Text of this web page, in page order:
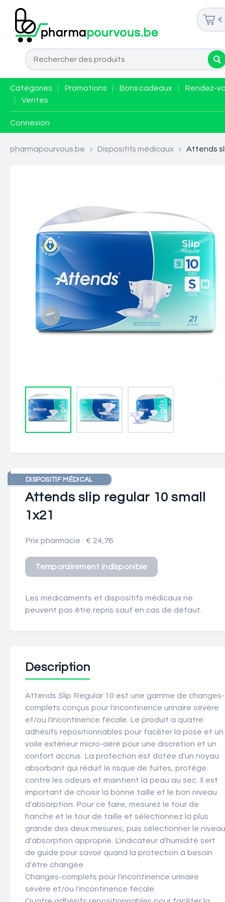
€
Catégories Promotions Bons cadeaux
Rendez-
Ventes
Connexion
pharmapourvous.be > Dispositifs médicaux > Attends
DISPOSITIF MÉDICAL
Attends slip regular 10 small
1x21
Prix pharmacie : € 24,76
Les médicaments et dispositifs médicaux ne
peuvent pas être repris sauf en cas de défaut.
Description
Attends Slip Regular 10 est une gamme de changes-
complets conçus pour l'incontinence urinaire sévère
et/ou l'incontinence fécale. Le produit a quatre
adhésifs repositionnables pour faciliter la pose et un
voile extérieur micro-aéré pour une discrétion et un
confort accrus. La protection est dotée d'un noyau
absorbant qui réduit le risque de fuites, protège
contre les odeurs et maintient la peau au sec. Il est
important de choisir la bonne taille et le bon niveau
d'absorption. Pour ce faire, mesurez le tour de
hanche et le tour de taille et sélectionnez la plus
grande des deux mesures, puis sélectionner le niveau
d'absorption approprié. L'indicateur d'humidité sert
de guide pour savoir quand la protection à besoin
d'être changée
Changes-complets pour l'incontinence urinaire
sévère et/ou l'incontinence fécale.